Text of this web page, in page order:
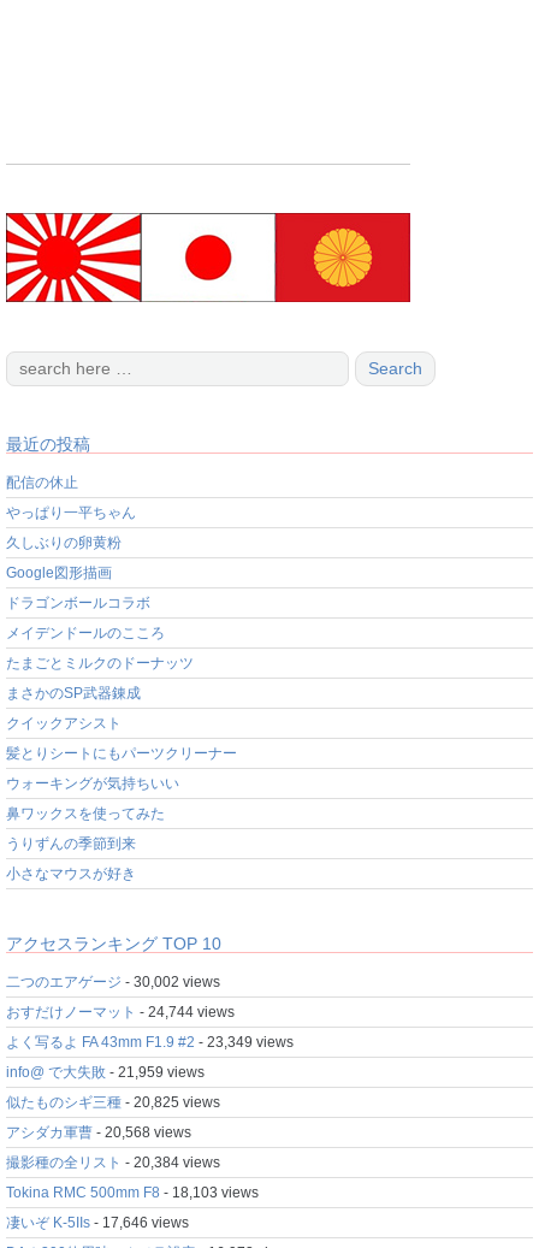
最近の投稿
配信の休止
やっぱり一平ちゃん
久しぶりの卵黄粉
Google図形描画
ドラゴンボールコラボ
メイデンドールのこころ
たまごとミルクのドーナッツ
まさかのSP武器錬成
クイックアシスト
髪とりシートにもパーツクリーナー
ウォーキングが気持ちいい
鼻ワックスを使ってみた
うりずんの季節到来
小さなマウスが好き
アクセスランキング TOP 10
二つのエアゲージ - 30,002 views
おすだけノーマット - 24,744 views
よく写るよ FA 43mm F1.9 #2 - 23,349 views
info@ で大失敗 - 21,959 views
似たものシギ三種 - 20,825 views
アシダカ軍曹 - 20,568 views
撮影種の全リスト - 20,384 views
Tokina RMC 500mm F8 - 18,103 views
凄いぞ K-5IIs - 17,646 views